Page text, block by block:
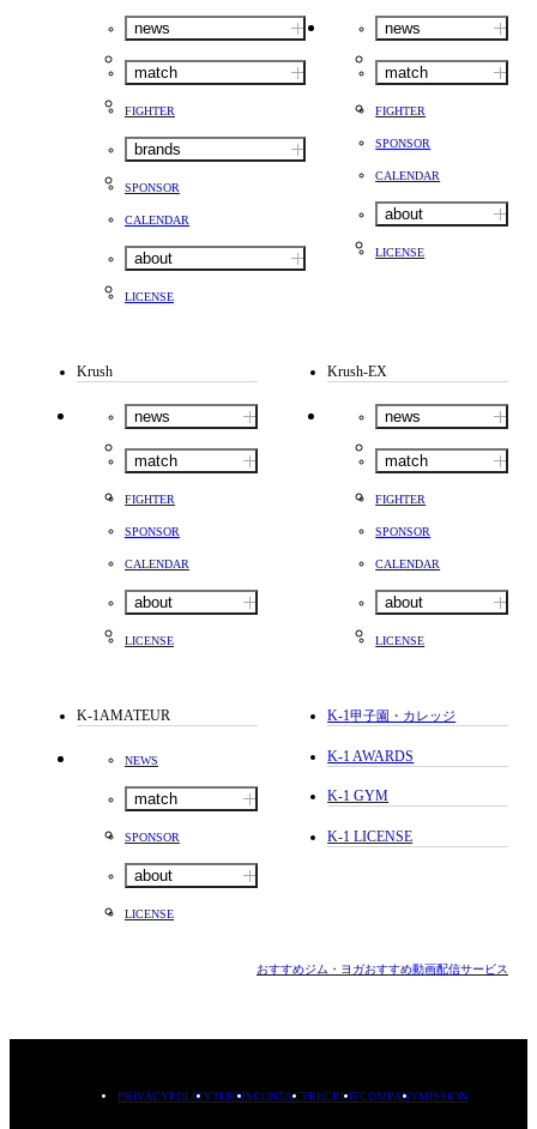
news
match
FIGHTER
brands
SPONSOR
CALENDAR
about
LICENSE
news
match
FIGHTER
SPONSOR
CALENDAR
about
LICENSE
Krush
news
match
FIGHTER
SPONSOR
CALENDAR
about
LICENSE
Krush-EX
news
match
FIGHTER
SPONSOR
CALENDAR
about
LICENSE
K-1AMATEUR
NEWS
match
SPONSOR
about
LICENSE
K-1甲子園・カレッジ
K-1 AWARDS
K-1 GYM
K-1 LICENSE
おすすめジム・ヨガおすすめ動画配信サービス
PRIVACYPOLICYTERMSCONTACTRECRUITCOMPANYMISSION